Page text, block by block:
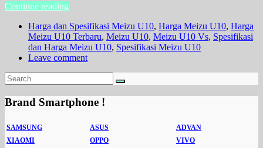
Continue reading
Harga dan Spesifikasi Meizu U10, Harga Meizu U10, Harga
Meizu U10 Terbaru, Meizu U10, Meizu U10 Vs, Spesifikasi
dan Harga Meizu U10, Spesifikasi Meizu U10
Leave comment
Brand Smartphone !
SAMSUNG ASUS
ADVAN
XIAOMI
OPPO
VIVO